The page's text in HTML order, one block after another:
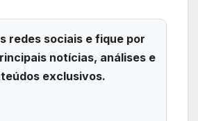
redes sociais e fique por
notícias, análises e
exclusivos.